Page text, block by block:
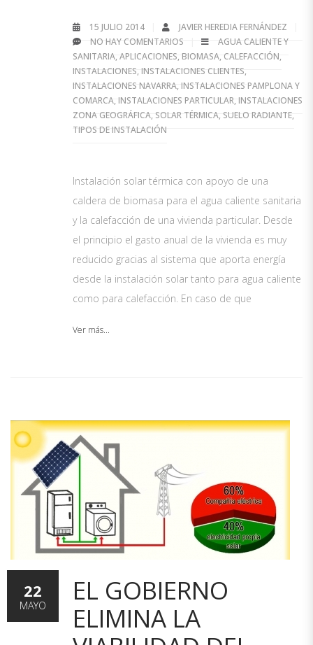
15 JULIO 2014
JAVIER HEREDIA FERNÁNDEZ
NO HAY COMENTARIOS
AGUA CALIENTE Y
SANITARIA, APLICACIONES, BIOMASA, CALEFACCIÓN,
INSTALACIONES, INSTALACIONES CLIENTES,
INSTALACIONES NAVARRA, INSTALACIONES PAMPLONA Y
COMARCA, INSTALACIONES PARTICULAR, INSTALACIONES
ZONA GEOGRÁFICA, SOLAR TÉRMICA, SUELO RADIANTE,
TIPOS DE INSTALACIÓN
Instalación solar térmica con apoyo de una
caldera de biomasa para el agua caliente sanitaria
y la calefacción de una vivienda particular. Desde
el principio el gasto anual de la vivienda es muy
reducido gracias al sistema que aporta energía
desde la instalación solar tanto para agua caliente
como para calefacción. En caso de que
Ver más...
EL GOBIERNO
ELIMINA LA
22
MAYO